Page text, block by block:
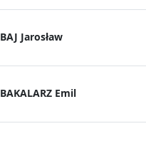
BAJ Jarosław
BAKALARZ Emil